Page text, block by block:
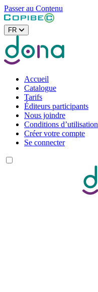
Passer au Contenu
FR
Accueil
Catalogue
Tarifs
Éditeurs participants
Nous joindre
Conditions d’utilisation
Créer votre compte
Se connecter